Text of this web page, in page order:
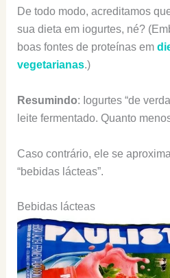
De todo modo, acreditamos
sua dieta em iogurtes, né?
boas fontes de proteínas em
vegetarianas.)
Resumindo: Iogurtes “de
leite fermentado. Quanto
Caso contrário, ele se
“bebidas lácteas”.
Bebidas lácteas